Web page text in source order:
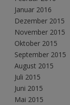
Januar 2016
Dezember 2015
November 2015
Oktober 2015
September 2015
August 2015
Juli 2015
Juni 2015
Mai 2015